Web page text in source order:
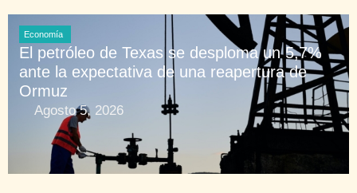
Economía
El petróleo de Texas se desploma un 5,7%
ante la expectativa de una reapertura de
Ormuz
Agosto 5, 2026